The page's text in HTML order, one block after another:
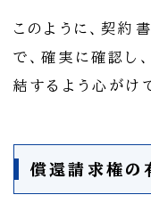
このように、契約
で、確実に確認し
結するよう心がけ
償還請求権の